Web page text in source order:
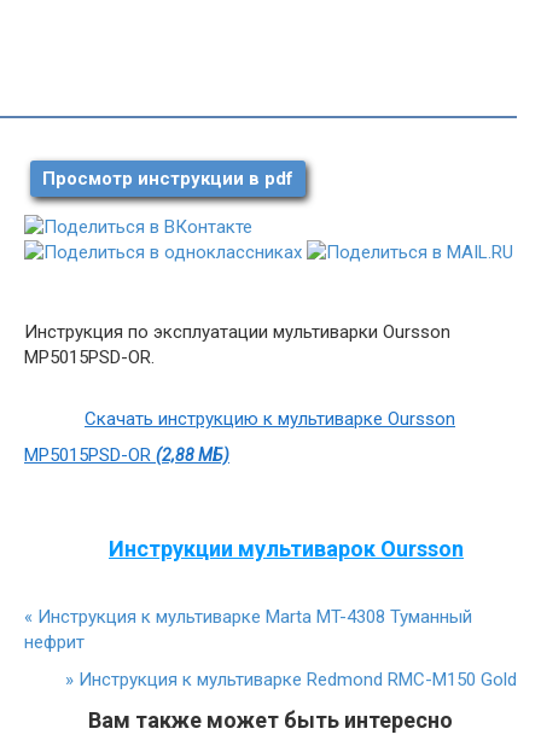
Просмотр инструкции в pdf
Инструкция по эксплуатации мультиварки Oursson
MP5015PSD-OR.
Скачать инструкцию к мультиварке Oursson
MP5015PSD-OR (2,88 МБ)
Инструкции мультиварок Oursson
« Инструкция к мультиварке Marta MT-4308 Туманный
нефрит
» Инструкция к мультиварке Redmond RMC-M150 Gold
Вам также может быть интересно